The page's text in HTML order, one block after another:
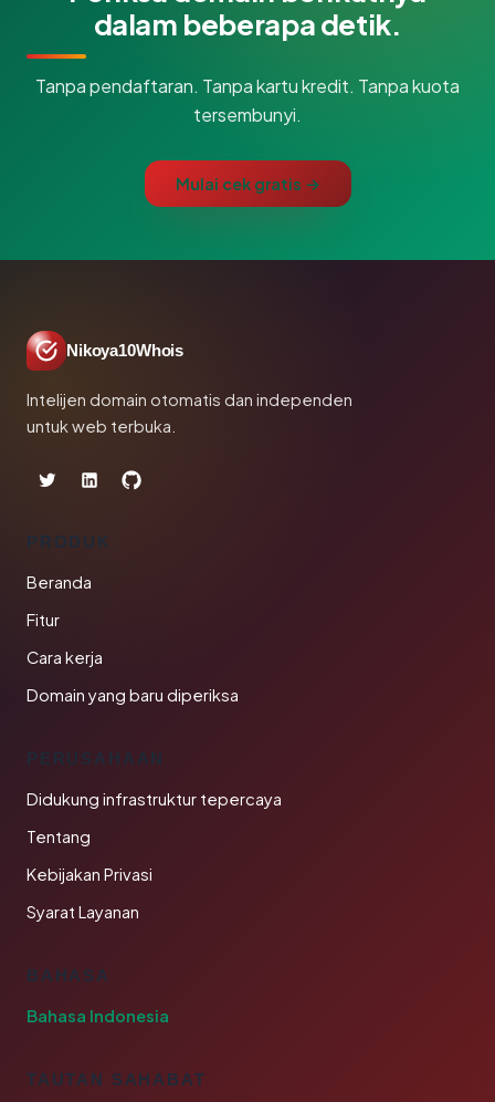
dalam beberapa detik.
Tanpa pendaftaran. Tanpa kartu kredit. Tanpa kuota
tersembunyi.
Mulai cek gratis →
Nikoya10Whois
Intelijen domain otomatis dan independen
untuk web terbuka.
PRODUK
Beranda
Fitur
Cara kerja
Domain yang baru diperiksa
PERUSAHAAN
Didukung infrastruktur tepercaya
Tentang
Kebijakan Privasi
Syarat Layanan
BAHASA
Bahasa Indonesia
TAUTAN SAHABAT